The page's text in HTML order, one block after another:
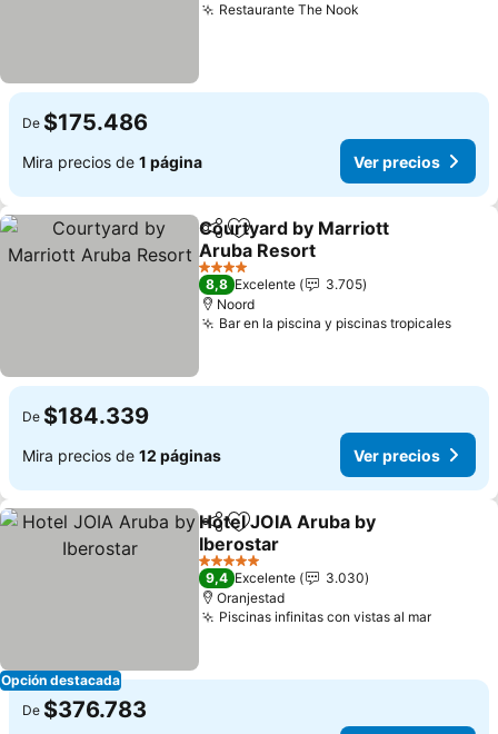
Restaurante The Nook
De $175.486
Mira precios de 1 página Ver precios
CompartirAgregar a favoritos
Courtyard by Marriott
Aruba Resort
4 Estrellas
8,8 Excelente
3.705
Noord
Bar en la piscina y piscinas tropicales
De $184.339
Mira precios de 12 páginas Ver precios
Opción destacada
CompartirAgregar a favoritos
Hotel JOIA Aruba by
Iberostar
5 Estrellas
9,4 Excelente
3.030
Oranjestad
Piscinas infinitas con vistas al mar
De $376.783